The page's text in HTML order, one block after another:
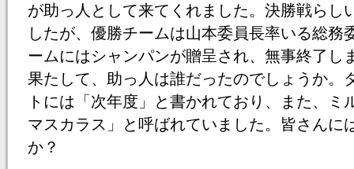
が助っ人として来てくれました。決勝戦らし
したが、優勝チームは山本委員長率いる総務
ームにはシャンパンが贈呈され、無事終了し
果たして、助っ人は誰だったのでしょうか。
トには「次年度」と書かれており、また、ミ
マスカラス」と呼ばれていました。皆さんに
か？